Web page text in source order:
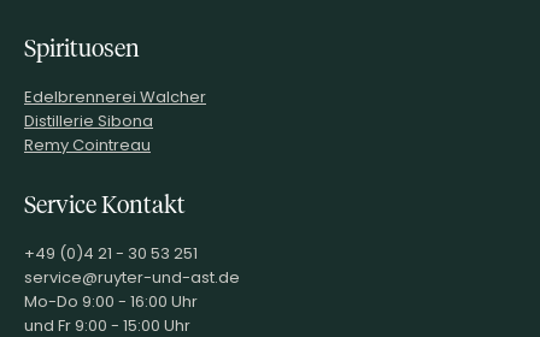
Spirituosen
Edelbrennerei Walcher
Distillerie Sibona
Remy Cointreau
Service Kontakt
+49 (0)4 21 - 30 53 251
service@ruyter-und-ast.de
Mo-Do 9:00 - 16:00 Uhr
und Fr 9:00 - 15:00 Uhr